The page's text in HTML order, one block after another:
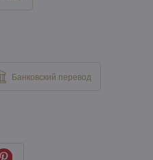
Банковский перевод